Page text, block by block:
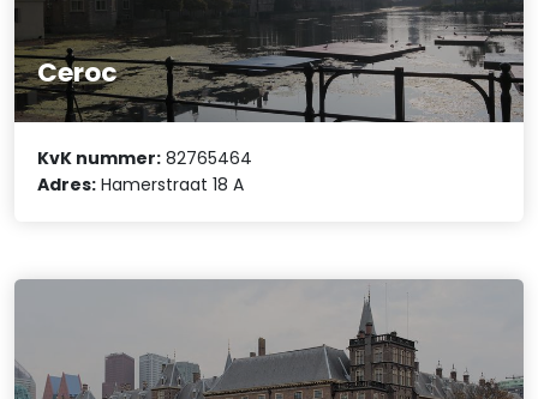
Ceroc
KvK nummer: 82765464
Adres: Hamerstraat 18 A